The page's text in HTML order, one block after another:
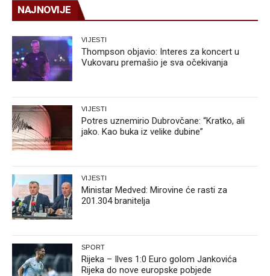
NAJNOVIJE
VIJESTI
Thompson objavio: Interes za koncert u
Vukovaru premašio je sva očekivanja
VIJESTI
Potres uznemirio Dubrovčane: “Kratko, ali
jako. Kao buka iz velike dubine”
VIJESTI
Ministar Medved: Mirovine će rasti za
201.304 branitelja
SPORT
Rijeka – Ilves 1:0 Euro golom Jankovića
Rijeka do nove europske pobjede